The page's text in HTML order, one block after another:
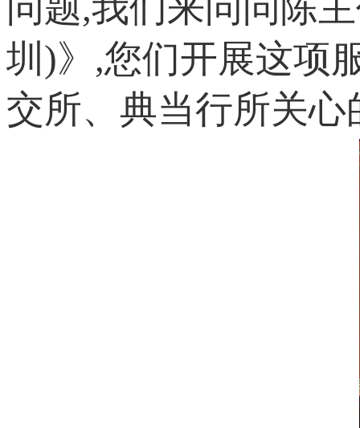
问题,我们来问问陈
圳)》,您们开展这项
交所、典当行所关